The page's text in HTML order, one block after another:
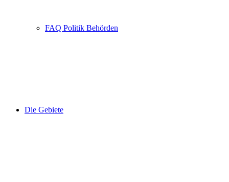
FAQ Politik Behörden
Die Gebiete